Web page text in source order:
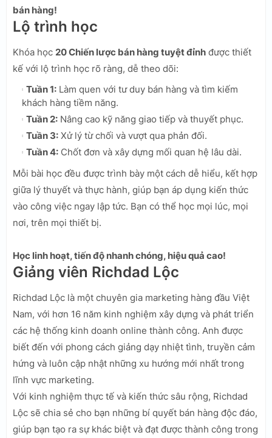
bán hàng!
Lộ trình học
Khóa học 20 Chiến lược bán hàng tuyệt đỉnh được thiết
kế với lộ trình học rõ ràng, dễ theo dõi:
Tuần 1: Làm quen với tư duy bán hàng và tìm kiếm
khách hàng tiềm năng.
Tuần 2: Nâng cao kỹ năng giao tiếp và thuyết phục.
Tuần 3: Xử lý từ chối và vượt qua phản đối.
Tuần 4: Chốt đơn và xây dựng mối quan hệ lâu dài.
Mỗi bài học đều được trình bày một cách dễ hiểu, kết hợp
giữa lý thuyết và thực hành, giúp bạn áp dụng kiến thức
vào công việc ngay lập tức. Bạn có thể học mọi lúc, mọi
nơi, trên mọi thiết bị.
Học linh hoạt, tiến độ nhanh chóng, hiệu quả cao!
Giảng viên Richdad Lộc
Richdad Lộc là một chuyên gia marketing hàng đầu Việt
Nam, với hơn 16 năm kinh nghiệm xây dựng và phát triển
các hệ thống kinh doanh online thành công. Anh được
biết đến với phong cách giảng dạy nhiệt tình, truyền cảm
hứng và luôn cập nhật những xu hướng mới nhất trong
lĩnh vực marketing.
Với kinh nghiệm thực tế và kiến thức sâu rộng, Richdad
Lộc sẽ chia sẻ cho bạn những bí quyết bán hàng độc đáo,
giúp bạn tạo ra sự khác biệt và đạt được thành công trong